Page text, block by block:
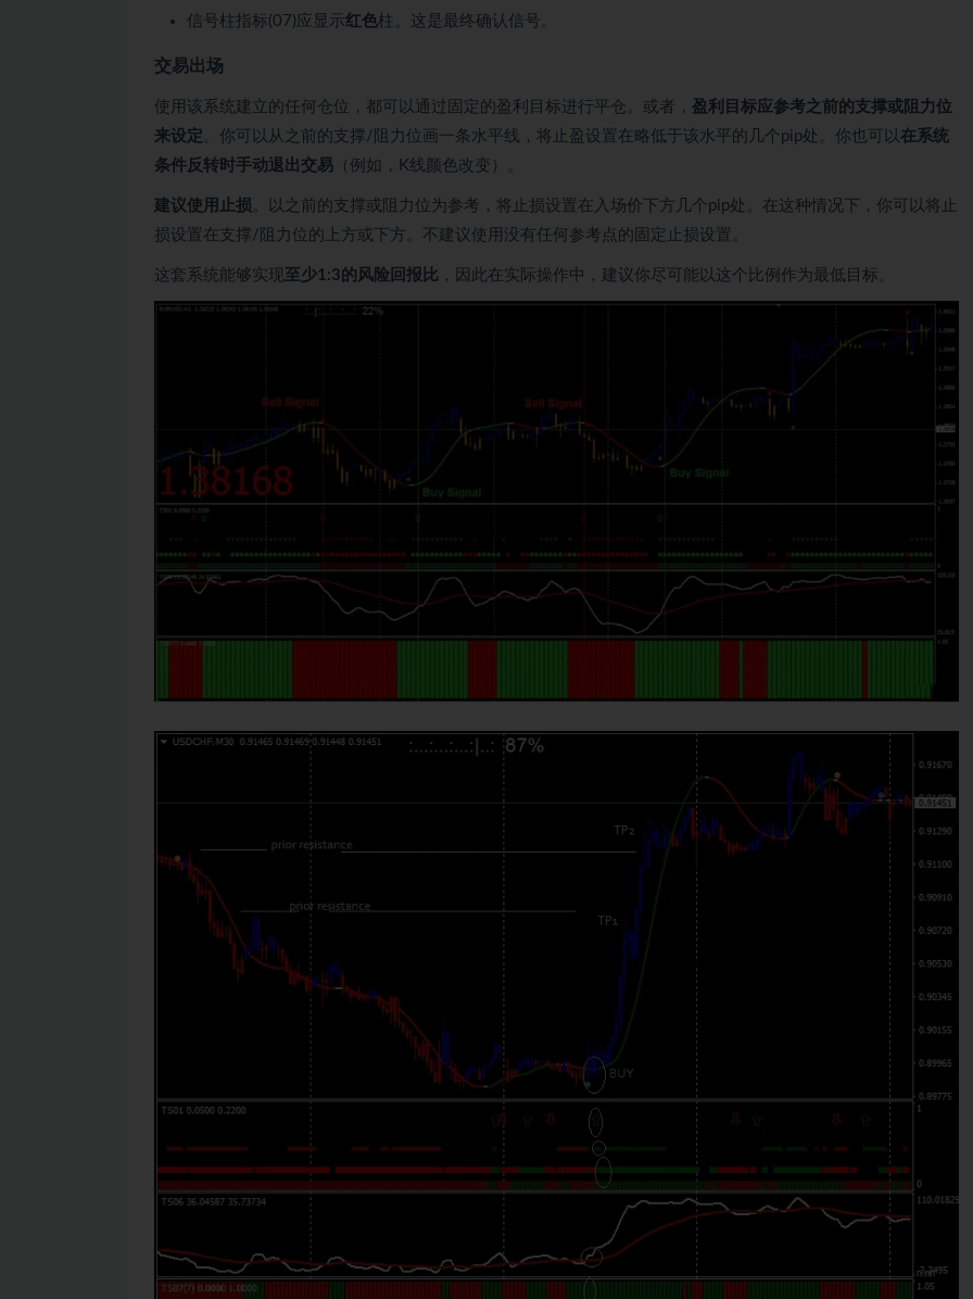
信号柱指标(07)应显示红色柱。这是最终确认信号。
交易出场
使用该系统建立的任何仓位，都可以通过固定的盈利目标进行平仓。或者， 盈利目标应参考之前的支撑或阻力位
来设定 。你可以从之前的支撑/阻力位画一条水平线，将止盈设置在略低于该水平的几个pip处。你也可以在系统
条件反转时手动退出交易 （例如，K线颜色改变）。
建议使用止损 。以之前的支撑或阻力位为参考，将止损设置在入场价下方几个pip处。在这种情况下，你可以将止
损设置在支撑/阻力位的上方或下方。不建议使用没有任何参考点的固定止损设置。
这套系统能够实现至少1:3的风险回报比 ，因此在实际操作中，建议你尽可能以这个比例作为最低目标。